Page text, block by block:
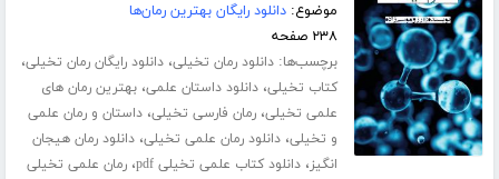
موضوع:دانلود رایگان بهترین رمان‌ها
۲۳۸ صفحه
برچسب‌ها:دانلود رمان تخیلی،دانلود رایگان رمان تخیلی،
کتاب تخیلی،دانلود داستان علمی،بهترین رمان های
علمی تخیلی،رمان فارسی تخیلی،داستان و رمان علمی
و تخیلی،دانلود رمان علمی تخیلی،دانلود رمان هیجان
انگیز،دانلود کتاب علمی تخیلی pdf ،رمان علمی تخیلی